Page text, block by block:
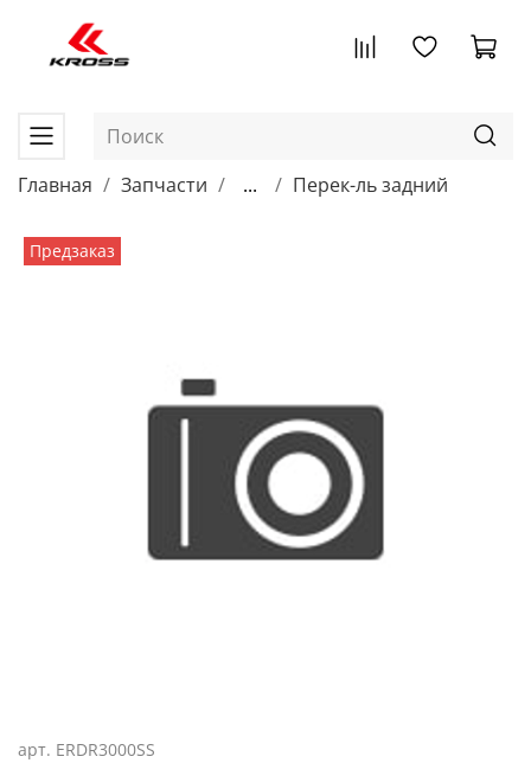
Главная Запчасти ... Перек-ль задний
Предзаказ
арт. ERDR3000SS